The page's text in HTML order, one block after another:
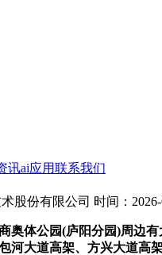
讯ai应用联系我们
股份有限公司 时间：
体公园(庐阳分园)周边有
河大道高架、方兴大道高